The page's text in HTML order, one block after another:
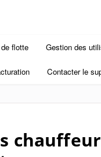
flotte Gestion des
Contacter le